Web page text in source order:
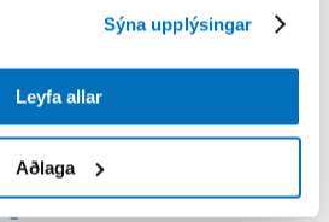
Sýna upplýsingar
Leyfa allar
Aðlaga